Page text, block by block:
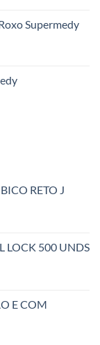
Supermedy
RETO J
LOCK 500 UNDS
E COM